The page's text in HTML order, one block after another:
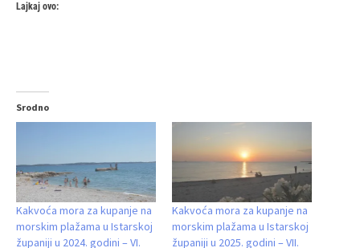
Lajkaj ovo:
Srodno
Kakvoća mora za kupanje na
morskim plažama u Istarskoj
županiji u 2024. godini – VI.
Kakvoća mora za kupanje na
morskim plažama u Istarskoj
županiji u 2025. godini – VII.